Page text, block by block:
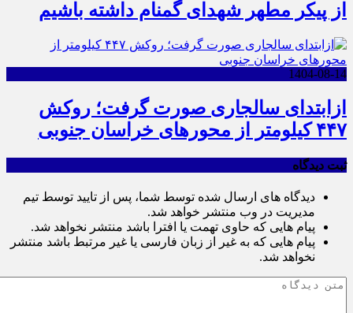
از پیکر مطهر شهدای گمنام داشته باشیم
1404-08-14
ازابتدای سالجاری صورت گرفت؛ روکش
۴۴۷ کیلومتر از محورهای خراسان جنوبی
ثبت دیدگاه
دیدگاه های ارسال شده توسط شما، پس از تایید توسط تیم
مدیریت در وب منتشر خواهد شد.
پیام هایی که حاوی تهمت یا افترا باشد منتشر نخواهد شد.
پیام هایی که به غیر از زبان فارسی یا غیر مرتبط باشد منتشر
نخواهد شد.